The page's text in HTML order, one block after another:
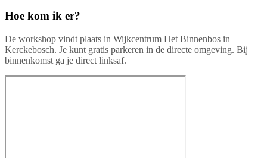
Hoe kom ik er?
De workshop vindt plaats in Wijkcentrum Het Binnenbos in
Kerckebosch. Je kunt gratis parkeren in de directe omgeving. Bij
binnenkomst ga je direct linksaf.